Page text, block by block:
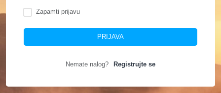
Zapamti prijavu
PRIJAVA
Nemate nalog? Registrujte se